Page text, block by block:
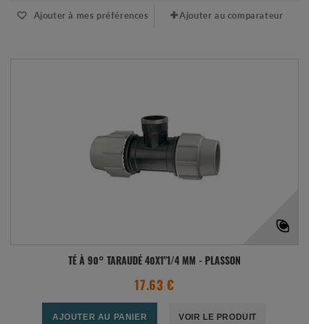
Ajouter à mes préférences Ajouter au comparateur
TÉ À 90° TARAUDÉ 40X1"1/4 MM - PLASSON
17.63 €
AJOUTER AU PANIER VOIR LE PRODUIT